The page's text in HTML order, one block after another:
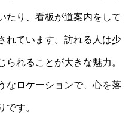
たり、看板が道案内をして
れています。訪れる人は少
れることが大きな魅力。
なロケーションで、心を落
です。